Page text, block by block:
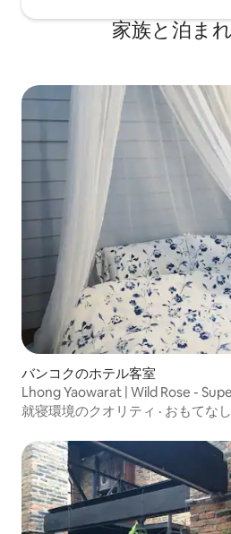
家族と泊ま
バンコクのホテル客室
Lhong Yaowarat | Wild Rose -
就寝環境のクオリティ · おもてなし